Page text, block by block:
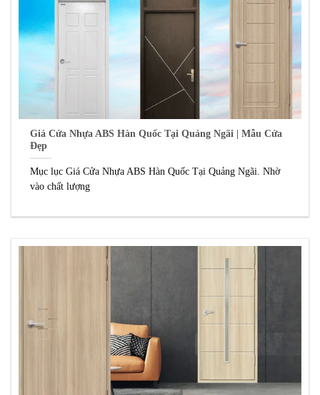
Giá Cửa Nhựa ABS Hàn Quốc Tại Quảng Ngãi | Mẫu Cửa
Đẹp
Mục lục Giá Cửa Nhựa ABS Hàn Quốc Tại Quảng Ngãi. Nhờ
vào chất lượng